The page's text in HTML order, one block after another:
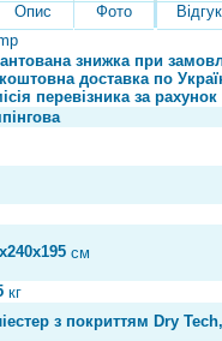
Опис Фото
знижка при
доставка по
перевізника за
см
кг
з покриттям Dry